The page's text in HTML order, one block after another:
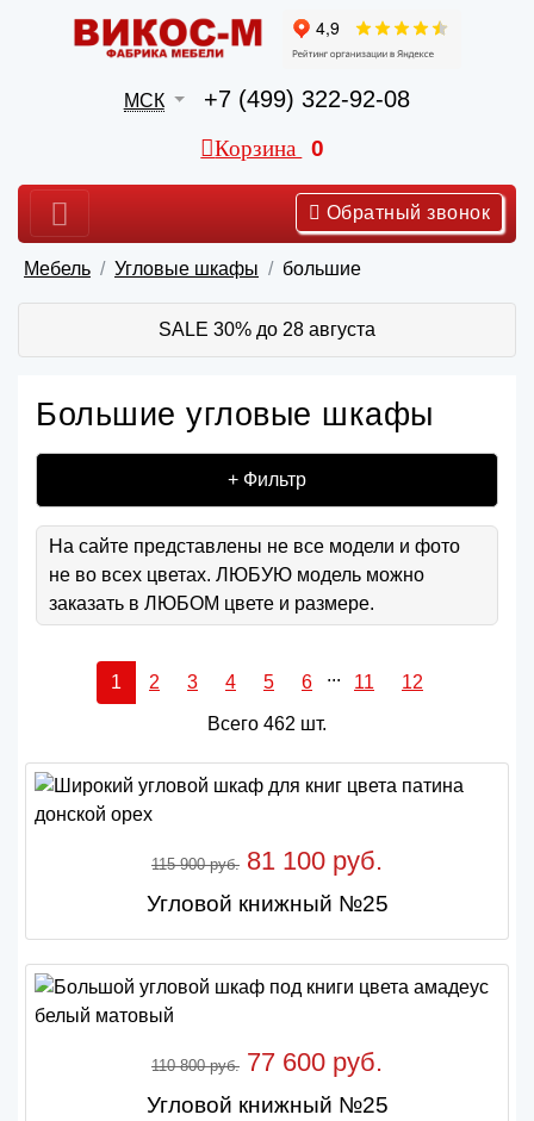
МСК +7 (499) 322-92-08
Корзина 0
Обратный звонок
Мебель Угловые шкафы большие
SALE 30% до 28 августа
Большие угловые шкафы
+ Фильтр
На сайте представлены не все модели и фото
не во всех цветах. ЛЮБУЮ модель можно
заказать в ЛЮБОМ цвете и размере.
1 2 3 4 5 6 ... 11 12
Всего 462 шт.
115 900 руб. 81 100 руб.
Угловой книжный №25
110 800 руб. 77 600 руб.
Угловой книжный №25